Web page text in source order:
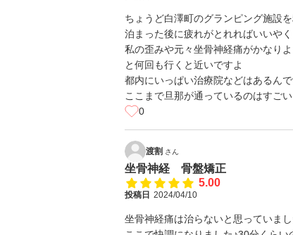
ちょうど白澤町のグランピング施設
泊まった後に疲れがとれればいいや
私の歪みや元々坐骨神経痛がかなり
と何回も行くと近いですよ
都内にいっぱい治療院などはあるん
ここまで旦那が通っているのはすご
0
渡割 さん
坐骨神経 骨盤矯正
5.00
投稿日 2024/04/10
坐骨神経痛は治らないと思っていま